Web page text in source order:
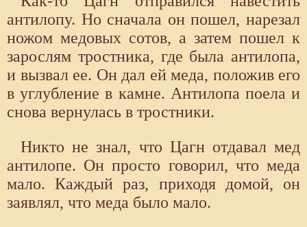
антилопу. Но сначала он пошел, нарезал
ножом медовых сотов, а затем пошел к
зарослям тростника, где была антилопа,
и вызвал ее. Он дал ей меда, положив его
в углубление в камне. Антилопа поела и
снова вернулась в тростники.
Никто не знал, что Цагн отдавал мед
антилопе. Он просто говорил, что меда
мало. Каждый раз, приходя домой, он
заявлял, что меда было мало.